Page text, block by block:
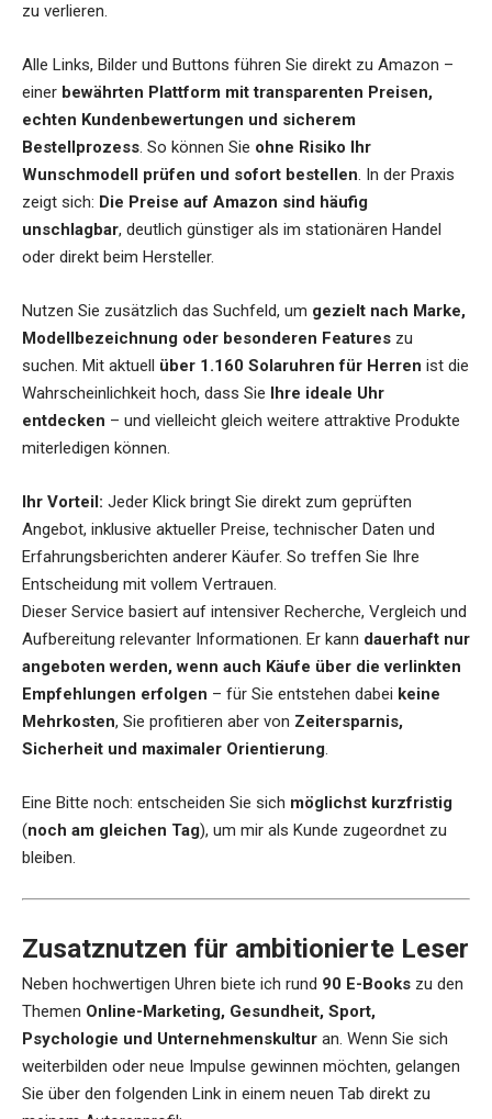
zu verlieren.
Alle Links, Bilder und Buttons führen Sie direkt zu Amazon –
einer bewährten Plattform mit transparenten Preisen,
echten Kundenbewertungen und sicherem
Bestellprozess. So können Sie ohne Risiko Ihr
Wunschmodell prüfen und sofort bestellen. In der Praxis
zeigt sich: Die Preise auf Amazon sind häufig
unschlagbar, deutlich günstiger als im stationären Handel
oder direkt beim Hersteller.
Nutzen Sie zusätzlich das Suchfeld, um gezielt nach Marke,
Modellbezeichnung oder besonderen Features zu
suchen. Mit aktuell über 1.160 Solaruhren für Herren ist die
Wahrscheinlichkeit hoch, dass Sie Ihre ideale Uhr
entdecken – und vielleicht gleich weitere attraktive Produkte
miterledigen können.
Ihr Vorteil: Jeder Klick bringt Sie direkt zum geprüften
Angebot, inklusive aktueller Preise, technischer Daten und
Erfahrungsberichten anderer Käufer. So treffen Sie Ihre
Entscheidung mit vollem Vertrauen.
Dieser Service basiert auf intensiver Recherche, Vergleich und
Aufbereitung relevanter Informationen. Er kann dauerhaft nur
angeboten werden, wenn auch Käufe über die verlinkten
Empfehlungen erfolgen – für Sie entstehen dabei keine
Mehrkosten, Sie profitieren aber von Zeitersparnis,
Sicherheit und maximaler Orientierung.
Eine Bitte noch: entscheiden Sie sich möglichst kurzfristig
(noch am gleichen Tag), um mir als Kunde zugeordnet zu
bleiben.
Zusatznutzen für ambitionierte Leser
Neben hochwertigen Uhren biete ich rund 90 E-Books zu den
Themen Online-Marketing, Gesundheit, Sport,
Psychologie und Unternehmenskultur an. Wenn Sie sich
weiterbilden oder neue Impulse gewinnen möchten, gelangen
Sie über den folgenden Link in einem neuen Tab direkt zu